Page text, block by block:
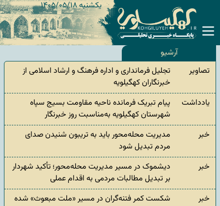
یکشنبه ۱۴۰۵/۰۵/۱۸
آرشیو
تصاویر
تجلیل فرمانداری و اداره فرهنگ و ارشاد اسلامی از
خبرنگاران کهگیلویه
یادداشت
پیام تبریک فرمانده ناحیه مقاومت بسیج سپاه
شهرستان کهگیلویه به‌مناسبت روز خبرنگار
خبر
مدیریت محله‌محور باید به تریبون شنیدن صدای
مردم تبدیل شود
خبر
دیشموک در مسیر مدیریت محله‌محور؛ تأکید شهردار
بر تبدیل مطالبات مردمی به اقدام عملی
خبر
شکست کمر فتنه‌گران در مسیر «ملت مبعوث» شده